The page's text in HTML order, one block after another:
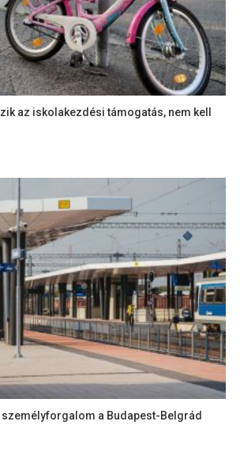
az iskolakezdési támogatás, nem kell
a Budapest-Belgrád